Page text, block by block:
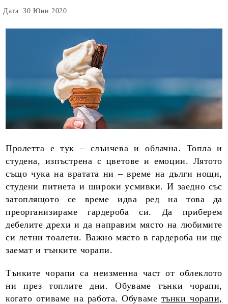
Дата: 30 Юни 2020
Пролетта е тук – слънчева и облачна. Топла и
студена, изпъстрена с цветове и емоции. Лятото
също чука на вратата ни – време на дълги нощи,
студени питиета и широки усмивки. И заедно със
затоплящото се време идва ред на това да
преорганизираме гардероба си. Да приберем
дебелите дрехи и да направим място на любимите
си летни тоалети. Важно място в гардероба ни ще
заемат и тънките чорапи.
Тънките чорапи са неизменна част от облеклото
ни през топлите дни. Обуваме тънки чорапи,
когато отиваме на работа. Обуваме тънки чорапи,